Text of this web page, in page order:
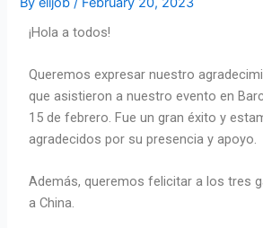
¡Hola a todos!
Queremos expresar nuestro
que asistieron a nuestro evento en
15 de febrero. Fue un gran éxito y
agradecidos por su presencia y apoyo.
Además, queremos felicitar a los tres
a China.